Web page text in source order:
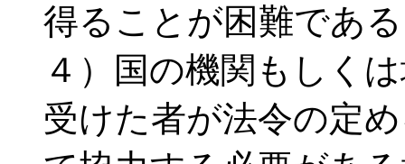
得ることが困難であ
４）国の機関もしく
受けた者が法令の定